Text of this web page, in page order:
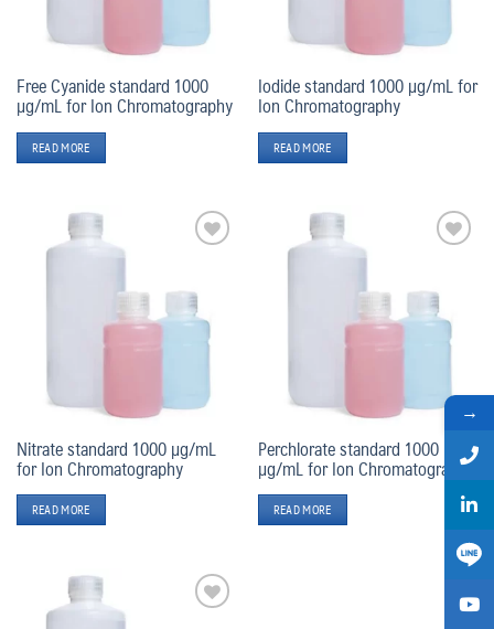
Free Cyanide standard 1000
µg/mL for Ion Chromatography
READ MORE
Iodide standard 1000 µg/mL for
Ion Chromatography
READ MORE
wishlist
Nitrate standard 1000 µg/mL
for Ion Chromatography
READ MORE
wishlist
Perchlorate standard 1000
µg/mL for Ion Chromatography
READ MORE
→